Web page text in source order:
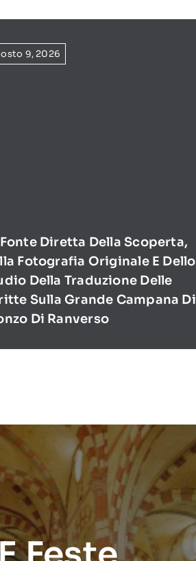
9, 2026
Diretta Della Scoperta,
Fotografia Originale E Dello
Della Traduzione Delle
Sulla Grande Campana Di
Di Ranverso